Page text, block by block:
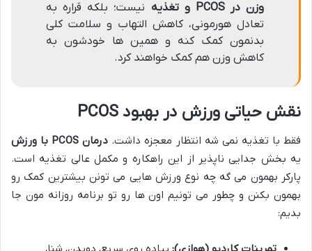
وزن در PCOS و تغذیه
نیست؛ بلکه قراره به
تعادل هورمونی، کاهش التهاب و سلامت کلی
بدنمون کمک کنه و همین ها خودشون به
کاهش وزن هم کمک خواهند کرد.
نقش حیاتی ورزش در بهبود PCOS
فقط با تغذیه نمی شه انتظار معجزه داشت. درمان PCOS با ورزش
یه بخش جدایی ناپذیر از این راهکاره و مکمل عالی تغذیه است.
پارکر بهمون می گه چه نوع ورزش هایی می تونن بیشترین کمک رو
بهمون بکنن و چطور می تونیم اون ها رو تو برنامه روزانه مون جا
بدیم: